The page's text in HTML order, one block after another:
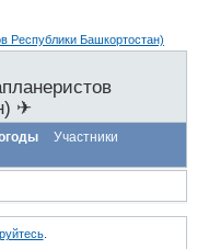
✈
Участники
.